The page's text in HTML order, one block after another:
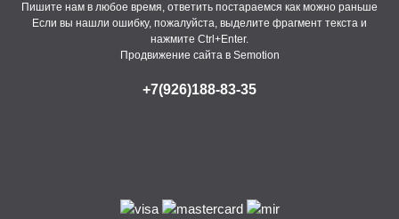
Пишите нам в любое время, ответить постараемся как можно раньше
Если вы нашли ошибку, пожалуйста, выделите фрагмент текста и
нажмите Ctrl+Enter.
Продвижение сайта в Semotion
+7(926)188-83-35